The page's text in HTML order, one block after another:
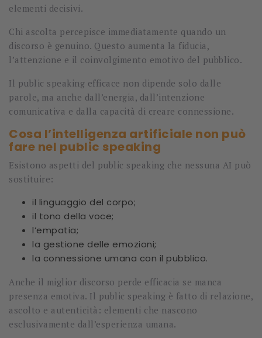
elementi decisivi.
Chi ascolta percepisce immediatamente quando un
discorso è genuino. Questo aumenta la fiducia,
l’attenzione e il coinvolgimento emotivo del pubblico.
Il public speaking efficace non dipende solo dalle
parole, ma anche dall’energia, dall’intenzione
comunicativa e dalla capacità di creare connessione.
Cosa l’intelligenza artificiale non può
fare nel public speaking
Esistono aspetti del public speaking che nessuna AI può
sostituire:
il linguaggio del corpo;
il tono della voce;
l’empatia;
la gestione delle emozioni;
la connessione umana con il pubblico.
Anche il miglior discorso perde efficacia se manca
presenza emotiva. Il public speaking è fatto di relazione,
ascolto e autenticità: elementi che nascono
esclusivamente dall’esperienza umana.